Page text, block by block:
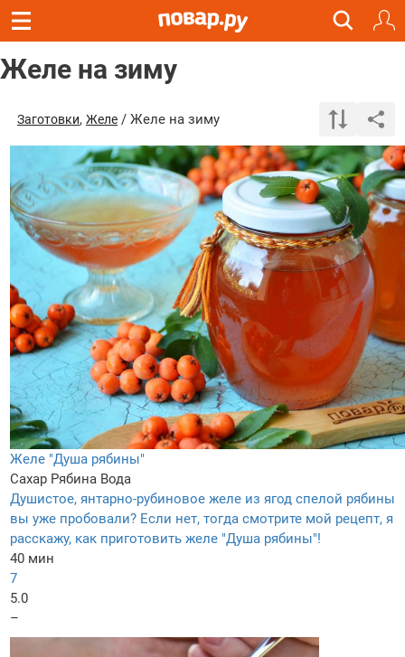
Желе на зиму
Заготовки, Желе / Желе на зиму
Желе "Душа рябины"
Сахар Рябина Вода
Душистое, янтарно-рубиновое желе из ягод спелой рябины
вы уже пробовали? Если нет, тогда смотрите мой рецепт, я
расскажу, как приготовить желе "Душа рябины"!
40 мин
7
5.0
–